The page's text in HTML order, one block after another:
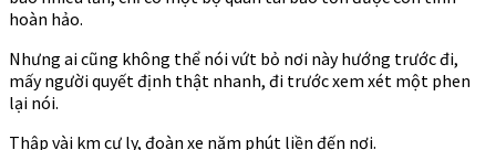
hoàn hảo.
Nhưng ai cũng không thể nói vứt bỏ nơi này hướng trước đi,
mấy người quyết định thật nhanh, đi trước xem xét một phen
lại nói.
Thập vài km cự ly, đoàn xe năm phút liền đến nơi.